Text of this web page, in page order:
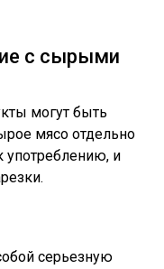
с сырыми
могут быть
мясо отдельно
употреблению, и
серьезную